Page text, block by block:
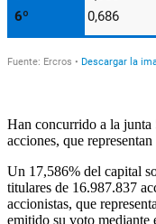
Han concurrido a la junta
acciones, que
Un 17,586% del capital
titulares de 16.987.837
accionistas, que
emitido su voto mediante